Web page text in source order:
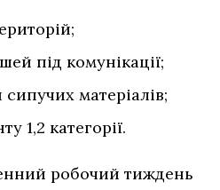
під комунікації;
матеріалів;
1,2 категорії.
робочий тиждень